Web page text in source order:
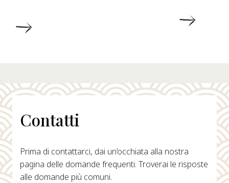
Contatti
Prima di contattarci, dai un’occhiata alla nostra
pagina delle domande frequenti. Troverai le risposte
alle domande più comuni.